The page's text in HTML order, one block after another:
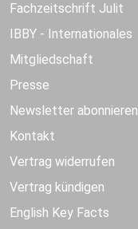
Fachzeitschrift Julit
IBBY - Internationales
Mitgliedschaft
Presse
Newsletter abonnieren
Kontakt
Vertrag widerrufen
Vertrag kündigen
English Key Facts